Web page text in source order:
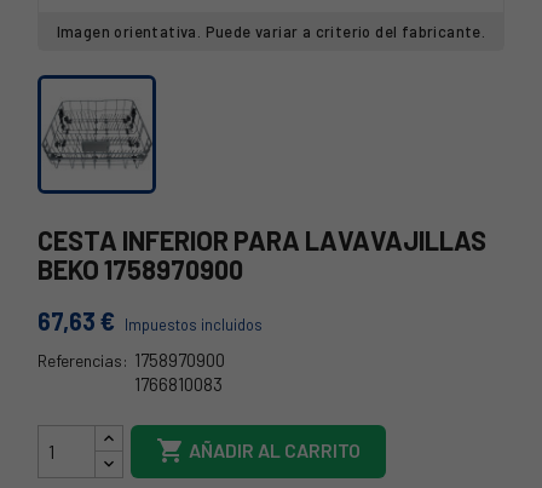
Imagen orientativa. Puede variar a criterio del fabricante.
CESTA INFERIOR PARA LAVAVAJILLAS
BEKO 1758970900
67,63 € Impuestos incluidos
Referencias: 1758970900
1766810083
 AÑADIR AL CARRITO